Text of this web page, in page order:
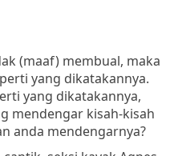
(maaf) membual, maka
yang dikatakannya.
yang dikatakannya,
mendengar kisah-kisah
anda mendengarnya?